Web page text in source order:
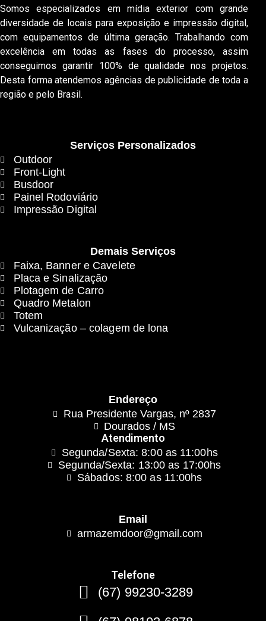
Somos especializados em mídia exterior com grande
diversidade de locais para exposição e impressão digital,
com equipamentos de última geração. Trabalhando com
excelência em todas as fases do processo, assim
conseguimos garantir 100% de qualidade nos projetos.
Desta forma atendemos agências de publicidade de toda a
região e pelo Brasil.
Serviços Personalizados
Outdoor
Front-Light
Busdoor
Painel Rodoviário
Impressão Digital
Demais Serviços
Faixa, Banner e Cavelete
Placa e Sinalização
Plotagem de Carro
Quadro Metalon
Totem
Vulcanização – colagem de lona
Endereço
Rua Presidente Vargas, nº 2837
Dourados / MS
Atendimento
Segunda/Sexta: 8:00 as 11:00hs
Segunda/Sexta: 13:00 as 17:00hs
Sábados: 8:00 as 11:00hs
Email
armazemdoor@gmail.com
Telefone
(67) 99230-3289